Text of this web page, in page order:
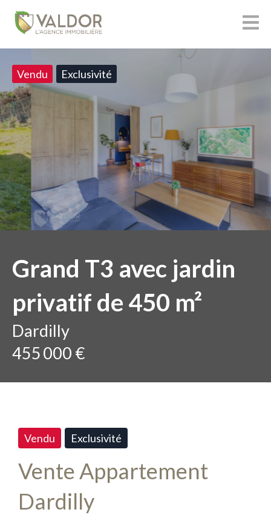
Vendu Exclusivité
Grand T3 avec jardin
privatif de 450 m²
Dardilly
455 000 €
Vendu Exclusivité
Vente Appartement
Dardilly